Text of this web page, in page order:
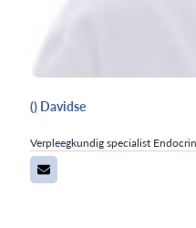
() Davidse
Verpleegkundig specialist